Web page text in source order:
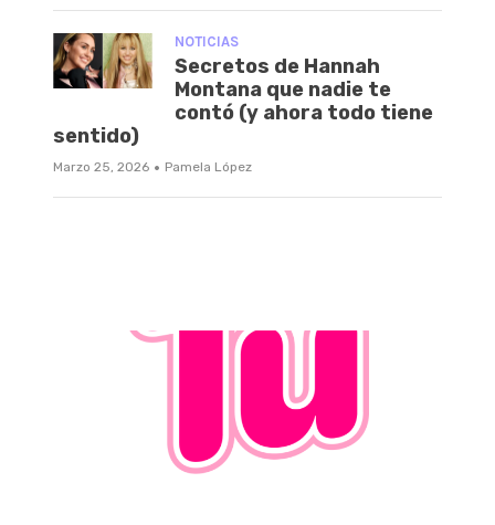
NOTICIAS
Secretos de Hannah
Montana que nadie te
contó (y ahora todo tiene
sentido)
Marzo 25, 2026 · Pamela López